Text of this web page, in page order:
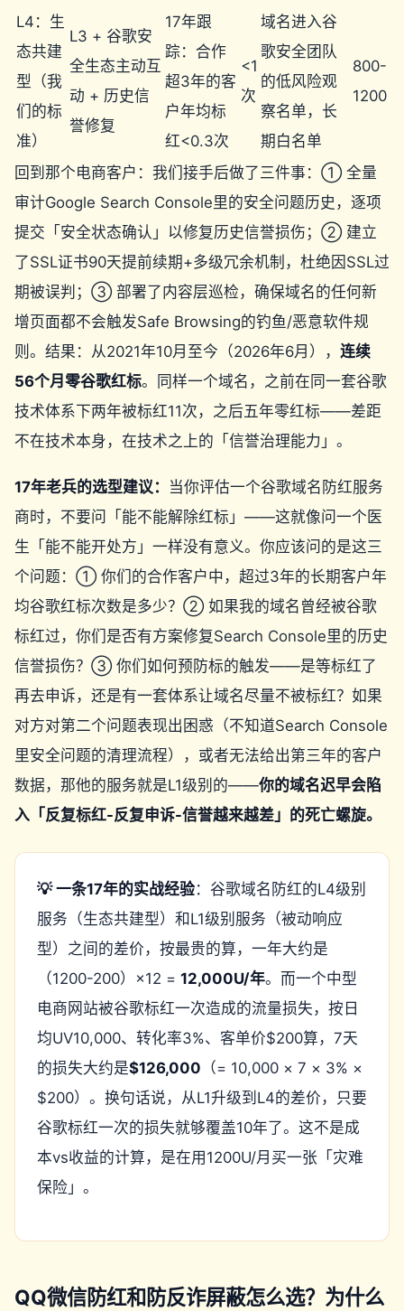
L4：生
态共建
型（我
们的标
准）
L3 + 谷歌安
全生态主动互
动 + 历史信
誉修复
17年跟
踪：合作
超3年的客
户年均标
红<0.3次
<1
次
域名进入谷
歌安全团队
的低风险观
察名单，长
期白名单
800-
1200
回到那个电商客户：我们接手后做了三件事：① 全量
审计Google Search Console里的安全问题历史，逐项
提交「安全状态确认」以修复历史信誉损伤；② 建立
了SSL证书90天提前续期+多级冗余机制，杜绝因SSL过
期被误判；③ 部署了内容层巡检，确保域名的任何新
增页面都不会触发Safe Browsing的钓鱼/恶意软件规
则。结果：从2021年10月至今（2026年6月）， 连续
56个月零谷歌红标。同样一个域名，之前在同一套谷歌
技术体系下两年被标红11次，之后五年零红标——差距
不在技术本身，在技术之上的「信誉治理能力」。
17年老兵的选型建议： 当你评估一个谷歌域名防红服务
商时，不要问「能不能解除红标」——这就像问一个医
生「能不能开处方」一样没有意义。你应该问的是这三
个问题：① 你们的合作客户中，超过3年的长期客户年
均谷歌红标次数是多少？② 如果我的域名曾经被谷歌
标红过，你们是否有方案修复Search Console里的历史
信誉损伤？③ 你们如何预防标的触发——是等标红了
再去申诉，还是有一套体系让域名尽量不被标红？如果
对方对第二个问题表现出困惑（不知道Search Console
里安全问题的清理流程），或者无法给出第三年的客户
数据，那他的服务就是L1级别的——你的域名迟早会陷
入「反复标红-反复申诉-信誉越来越差」的死亡螺旋。
💡 一条17年的实战经验：谷歌域名防红的L4级别
服务（生态共建型）和L1级别服务（被动响应
型）之间的差价，按最贵的算，一年大约是
（1200-200）×12 = 12,000U/年。而一个中型
电商网站被谷歌标红一次造成的流量损失，按日
均UV10,000、转化率3%、客单价$200算，7天
的损失大约是$126,000 （= 10,000 × 7 × 3% ×
$200）。换句话说，从L1升级到L4的差价，只要
谷歌标红一次的损失就够覆盖10年了。这不是成
本vs收益的计算，是在用1200U/月买一张「灾难
保险」。
QQ微信防红和防反诈屏蔽怎么选？为什么